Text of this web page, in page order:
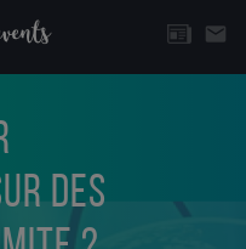
email
DES